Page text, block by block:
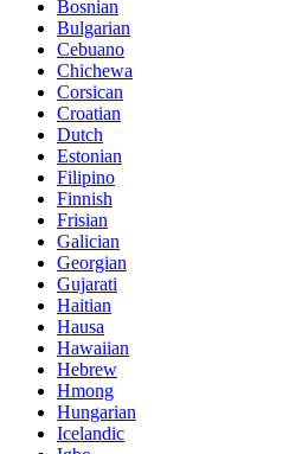
Bosnian
Bulgarian
Cebuano
Chichewa
Corsican
Croatian
Dutch
Estonian
Filipino
Finnish
Frisian
Galician
Georgian
Gujarati
Haitian
Hausa
Hawaiian
Hebrew
Hmong
Hungarian
Icelandic